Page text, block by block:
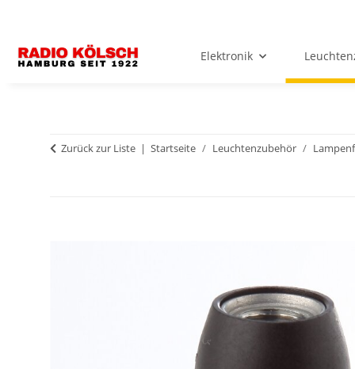
Elektronik
Zurück zur Liste Startseite Leuchtenzubehör